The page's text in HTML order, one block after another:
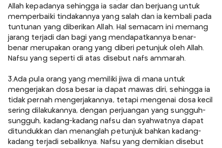
Allah kepadanya sehingga ia sadar dan berjuang untuk
memperbaiki tindakannya yang salah dan ia kembali pada
tuntunan yang diberikan Allah. Hal semacam ini memang
jarang terjadi dan bagi yang mendapatkannya benar-
benar merupakan orang yang diberi petunjuk oleh Allah.
Nafsu yang seperti di atas disebut nafs ammarah.
3.Ada pula orang yang memiliki jiwa di mana untuk
mengerjakan dosa besar ia dapat mawas diri, sehingga ia
tidak pernah mengerjakannya, tetapi mengenai dosa kecil
sering dilakukannya, dengan perjuangan yang sungguh-
sungguh, kadang-kadang nafsu dan syahwatnya dapat
ditundukkan dan menanglah petunjuk bahkan kadang-
kadang terjadi sebaliknya. Nafsu yang demikian disebut